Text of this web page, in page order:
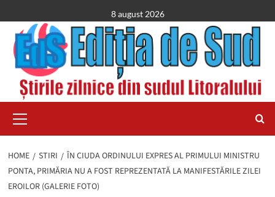
to
content
8 august 2026
Menu
HOME STIRI
ÎN CIUDA ORDINULUI EXPRES AL PRIMULUI MINISTRU
PONTA, PRIMĂRIA NU A FOST REPREZENTATĂ LA MANIFESTĂRILE ZILEI
EROILOR (GALERIE FOTO)